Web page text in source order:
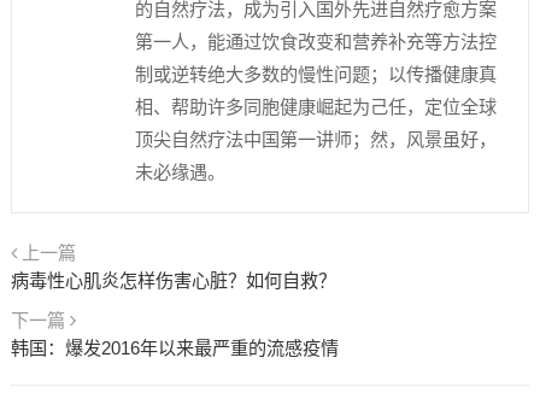
的自然疗法，成为引入国外先进自然疗愈方案
第一人，能通过饮食改变和营养补充等方法控
制或逆转绝大多数的慢性问题；以传播健康真
相、帮助许多同胞健康崛起为己任，定位全球
顶尖自然疗法中国第一讲师；然，风景虽好，
未必缘遇。
上一篇
病毒性心肌炎怎样伤害心脏？如何自救？
下一篇
韩国：爆发2016年以来最严重的流感疫情